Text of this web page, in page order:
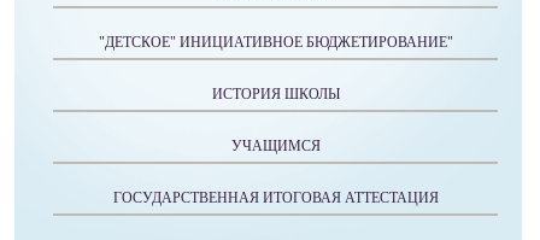
"ДЕТСКОЕ" ИНИЦИАТИВНОЕ БЮДЖЕТИРОВАНИЕ"
ИСТОРИЯ ШКОЛЫ
УЧАЩИМСЯ
ГОСУДАРСТВЕННАЯ ИТОГОВАЯ АТТЕСТАЦИЯ